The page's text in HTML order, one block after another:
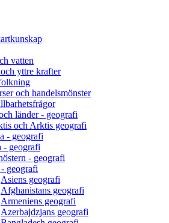
vatten
yttre krafter
och handelsmönster
länder - geografi
och Arktis geografi
- geografi
- geografi
- geografi
geografi
Asiens geografi
Afghanistans geografi
Armeniens geografi
Azerbajdzjans geografi